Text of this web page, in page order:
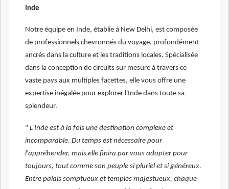
Inde
Notre équipe en Inde, établie à New Delhi, est composée
de professionnels chevronnés du voyage, profondément
ancrés dans la culture et les traditions locales. Spécialisée
dans la conception de circuits sur mesure à travers ce
vaste pays aux multiples facettes, elle vous offre une
expertise inégalée pour explorer l'Inde dans toute sa
splendeur.
" L'Inde est à la fois une destination complexe et
incomparable. Du temps est nécessaire pour
l'appréhender, mais elle finira par vous adopter pour
toujours, tout comme son peuple si pluriel et si généreux.
Entre palais somptueux et temples majestueux, chaque